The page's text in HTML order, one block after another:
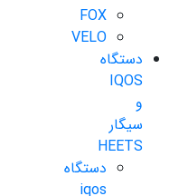
FOX
VELO
دستگاه
IQOS
و
سیگار
HEETS
دستگاه
iqos